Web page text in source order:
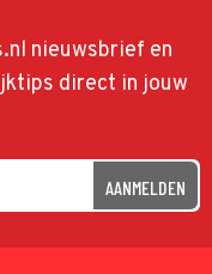
nieuwsbrief en
direct in jouw
AANMELDEN